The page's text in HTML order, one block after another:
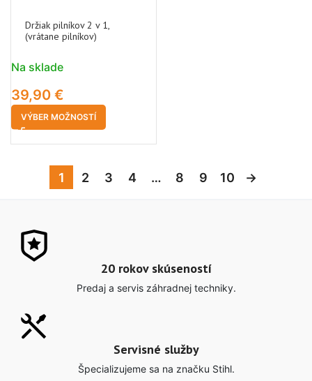
Držiak pilníkov 2 v 1,
(vrátane pilníkov)
Na sklade
39,90 €
VÝBER MOŽNOSTÍ
1 2 3 4 … 8 9 10 →
20 rokov skúseností
Predaj a servis záhradnej techniky.
Servisné služby
Špecializujeme sa na značku Stihl.